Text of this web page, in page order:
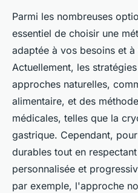
Parmi les nombreuses
essentiel de choisir une
adaptée à vos besoins et
Actuellement, les
approches naturelles,
alimentaire, et des
médicales, telles que la
gastrique. Cependant,
durables tout en
personnalisée et
par exemple, l'approche